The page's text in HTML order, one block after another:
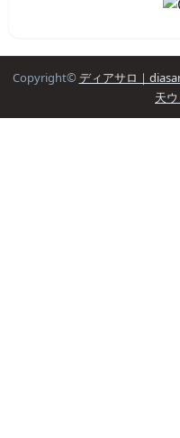
Copyright© ディアサロ｜
天